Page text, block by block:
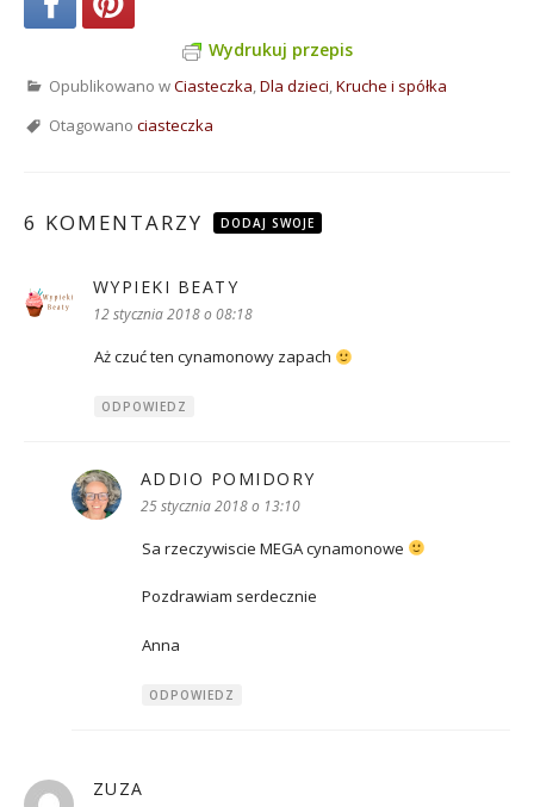
Wydrukuj przepis
Opublikowano wCiasteczka,Dla dzieci,Kruche i spółka
Otagowano ciasteczka
6 KOMENTARZY DODAJ SWOJE
WYPIEKI BEATY
12 stycznia 2018 o 08:18
Aż czuć ten cynamonowy zapach
ODPOWIEDZ
ADDIO POMIDORY
25 stycznia 2018 o 13:10
Sa rzeczywiscie MEGA cynamonowe
Pozdrawiam serdecznie
Anna
ODPOWIEDZ
ZUZA